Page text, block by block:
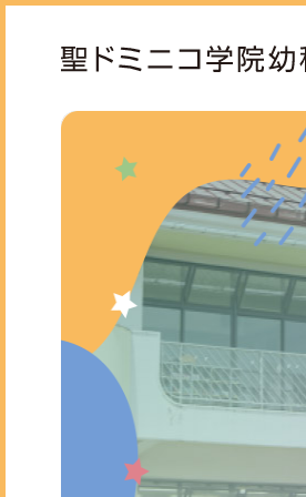
ドミニコの魅力
園長ごあいさつ
教育方針と沿革